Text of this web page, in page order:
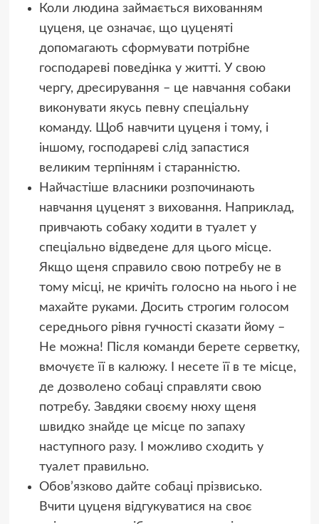
Коли людина займається вихованням
цуценя, це означає, що цуценяті
допомагають сформувати потрібне
господареві поведінка у житті. У свою
чергу, дресирування – це навчання собаки
виконувати якусь певну спеціальну
команду. Щоб навчити цуценя і тому, і
іншому, господареві слід запастися
великим терпінням і старанністю.
Найчастіше власники розпочинають
навчання цуценят з виховання. Наприклад,
привчають собаку ходити в туалет у
спеціально відведене для цього місце.
Якщо щеня справило свою потребу не в
тому місці, не кричіть голосно на нього і не
махайте руками. Досить строгим голосом
середнього рівня гучності сказати йому –
Не можна! Після команди берете серветку,
вмочуєте її в калюжу. І несете її в те місце,
де дозволено собаці справляти свою
потребу. Завдяки своєму нюху щеня
швидко знайде це місце по запаху
наступного разу. І можливо сходить у
туалет правильно.
Обов’язково дайте собаці прізвисько.
Вчити цуценя відгукуватися на своє